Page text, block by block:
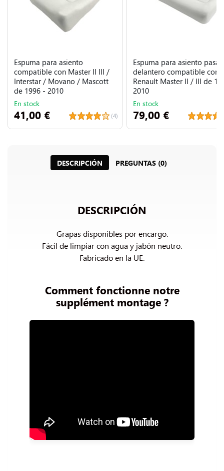
Espuma para asiento
compatible con Master II III /
Interstar / Movano / Mascott
de 1996 - 2010
(4)
En stock
41,00 €
Espuma para asiento
delantero compatible con
Renault Master II / III de
2010
En stock
79,00 €
DESCRIPCIÓN PREGUNTAS (0)
DESCRIPCIÓN
Grapas disponibles por encargo.
Fácil de limpiar con agua y jabón neutro.
Fabricado en la UE.
Comment fonctionne notre
supplément montage ?